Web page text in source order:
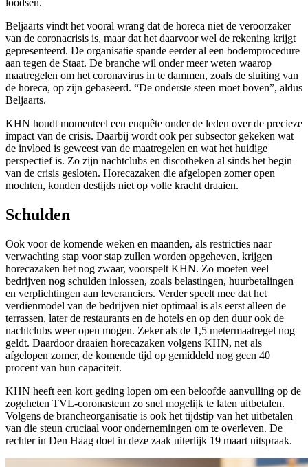
loodsen.
Beljaarts vindt het vooral wrang dat de horeca niet de veroorzaker
van de coronacrisis is, maar dat het daarvoor wel de rekening krijgt
gepresenteerd. De organisatie spande eerder al een bodemprocedure
aan tegen de Staat. De branche wil onder meer weten waarop
maatregelen om het coronavirus in te dammen, zoals de sluiting van
de horeca, op zijn gebaseerd. “De onderste steen moet boven”, aldus
Beljaarts.
KHN houdt momenteel een enquête onder de leden over de precieze
impact van de crisis. Daarbij wordt ook per subsector gekeken wat
de invloed is geweest van de maatregelen en wat het huidige
perspectief is. Zo zijn nachtclubs en discotheken al sinds het begin
van de crisis gesloten. Horecazaken die afgelopen zomer open
mochten, konden destijds niet op volle kracht draaien.
Schulden
Ook voor de komende weken en maanden, als restricties naar
verwachting stap voor stap zullen worden opgeheven, krijgen
horecazaken het nog zwaar, voorspelt KHN. Zo moeten veel
bedrijven nog schulden inlossen, zoals belastingen, huurbetalingen
en verplichtingen aan leveranciers. Verder speelt mee dat het
verdienmodel van de bedrijven niet optimaal is als eerst alleen de
terrassen, later de restaurants en de hotels en op den duur ook de
nachtclubs weer open mogen. Zeker als de 1,5 metermaatregel nog
geldt. Daardoor draaien horecazaken volgens KHN, net als
afgelopen zomer, de komende tijd op gemiddeld nog geen 40
procent van hun capaciteit.
KHN heeft een kort geding lopen om een beloofde aanvulling op de
zogeheten TVL-coronasteun zo snel mogelijk te laten uitbetalen.
Volgens de brancheorganisatie is ook het tijdstip van het uitbetalen
van die steun cruciaal voor ondernemingen om te overleven. De
rechter in Den Haag doet in deze zaak uiterlijk 19 maart uitspraak.